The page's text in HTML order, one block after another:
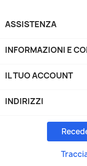
ASSISTENZA
INFORMAZIONI E
IL TUO ACCOUNT
INDIRIZZI